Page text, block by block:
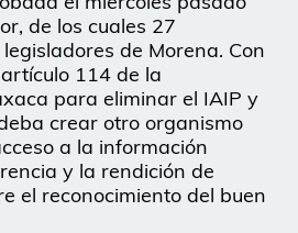
de los cuales 27
de Morena. Con
114 de la
para eliminar el IAIP y
crear otro organismo
a la información
y la rendición de
el reconocimiento del buen